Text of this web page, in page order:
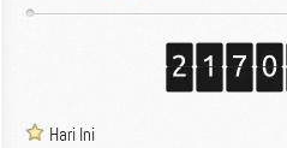
Hari Ini